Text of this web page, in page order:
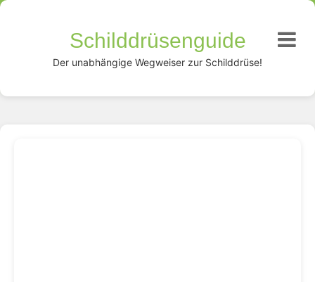
Schilddrüsenguide
Der unabhängige Wegweiser zur Schilddrüse!